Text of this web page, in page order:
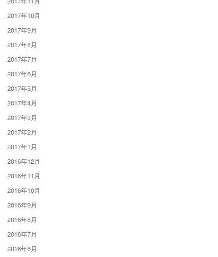
2017年10月
2017年9月
2017年8月
2017年7月
2017年6月
2017年5月
2017年4月
2017年3月
2017年2月
2017年1月
2016年12月
2016年11月
2016年10月
2016年9月
2016年8月
2016年7月
2016年6月